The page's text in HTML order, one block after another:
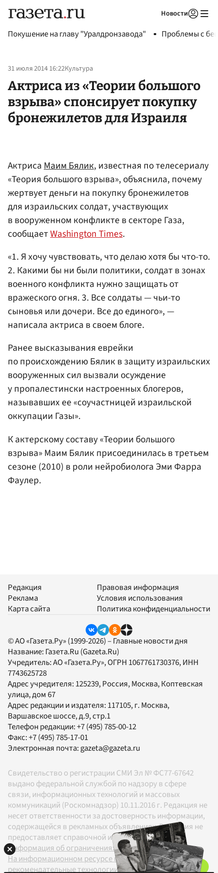
Новости
Покушение на главу "Уралдронзавода" Проблемы с
31 июля 2014 16:22Культура
Актриса из «Теории большого
взрыва» спонсирует покупку
бронежилетов для Израиля
АктрисаМаим Бялик, известная по телесериалу
«Теория большого взрыва», объяснила, почему
жертвует деньги на покупку бронежилетов
для израильских солдат, участвующих
в вооруженном конфликте в секторе Газа,
сообщаетWashington Times.
«1. Я хочу чувствовать, что делаю хотя бы что-то.
2. Какими бы ни были политики, солдат в зонах
военного конфликта нужно защищать от
вражеского огня. 3. Все солдаты — чьи-то
сыновья или дочери. Все до единого», —
написала актриса в своем блоге.
Ранее высказывания еврейки
по происхождению Бялик в защиту израильских
вооруженных сил вызвали осуждение
у пропалестински настроенных блогеров,
называвших ее «соучастницей израильской
оккупации Газы».
К актерскому составу «Теории большого
взрыва» Маим Бялик присоединилась в третьем
сезоне (2010) в роли нейробиолога Эми Фарра
Фаулер.
Редакция
Реклама
Карта сайта
Правовая информация
Условия использования
Политика конфиденциальности
© АО «Газета.Ру» (1999-2026) – Главные новости дня
Название: Газета.Ru (Gazeta.Ru)
Учредитель:АО «Газета.Ру», ОГРН 1067761730376, ИНН
7743625728
Адрес учредителя: 125239, Россия, Москва, Коптевская
улица, дом 67
Адрес редакции и издателя: 117105, г. Москва,
Варшавское шоссе, д.9, стр.1
Телефон редакции:+7 (495) 785-00-12
Факс:+7 (495) 785-17-01
Электронная почта:gazeta@gazeta.ru
Свидетельство о регистрации СМИ Эл № ФС77-67642
выдано федеральной службой по надзору в сфере
связи, информационных технологий и массовых
коммуникаций (Роскомнадзор) 10.11.2016 г. Редакция не
несет ответственности за достоверность информации,
содержащейся в рекламных объявлениях. Редакция не
предоставляет справочной информации.
Информация об ограничениях
На информационном ресурсе применяются
рекомендательные технологии в соответствии с